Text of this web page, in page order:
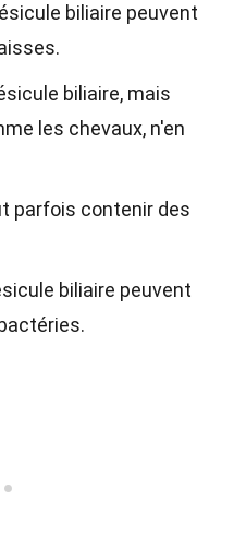
biliaire peuvent
biliaire, mais
les chevaux, n'en
parfois contenir des
biliaire peuvent